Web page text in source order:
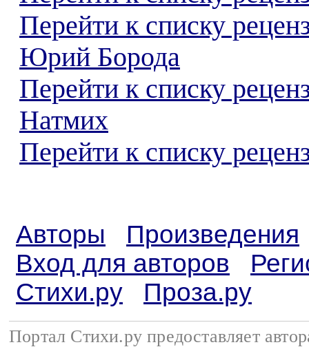
Перейти к списку
Юрий Борода
Перейти к списку
Натмих
Перейти к списку
Авторы
Произведения
Вход для авторов
Стихи.ру
Проза.ру
Портал Стихи.ру предоставляет